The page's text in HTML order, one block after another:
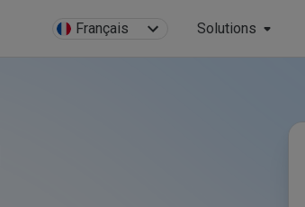
Français Solutions